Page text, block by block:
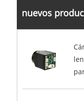
nuevos